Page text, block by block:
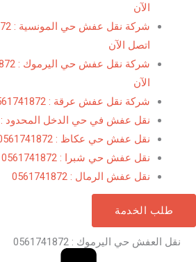
الآن
اتصل الآن
الآن
شركة نقل عفش عرقة : 0561741872 خصم 50% اتصل الآن
نقل عفش في حي الدخل المحدود : 0561741872
نقل عفش حي عكاظ : 0561741872
نقل عفش حي شبرا : 0561741872
نقل عفش الرمال : 0561741872
طلب الخدمة
نقل العفش حي اليرموك : 0561741872